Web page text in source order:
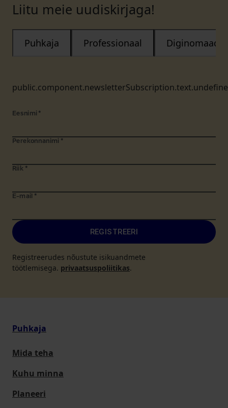
Liitu meie uudiskirjaga!
Puhkaja Professionaal Diginomaad
Eesnimi *
Perekonnanimi *
Riik *
E-mail *
REGISTREERI
Registreerudes nõustute isikuandmete
töötlemisega. privaatsuspoliitikas.
Puhkaja
Mida teha
Kuhu minna
Planeeri